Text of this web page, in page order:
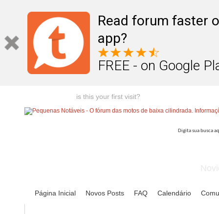
Read forum faster
app?
FREE - on Google
is this your first visit?
Página Inicial Novos Posts FAQ Calendário